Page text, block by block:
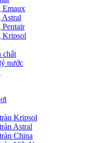
Emaux
Astral
Kripsol
chất
nước
Kripsol
Astral
China